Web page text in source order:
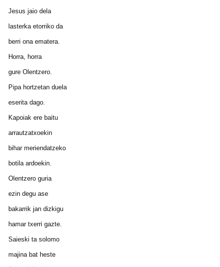
Jesus jaio dela
lasterka etorriko da
berri ona ematera.
Horra, horra
gure Olentzero.
Pipa hortzetan duela
eserita dago.
Kapoiak ere baitu
arrautzatxoekin
bihar meriendatzeko
botila ardoekin.
Olentzero guria
ezin degu ase
bakarrik jan dizkigu
hamar txerri gazte.
Saieski ta solomo
majina bat heste